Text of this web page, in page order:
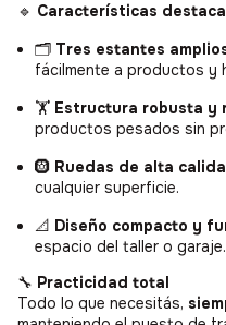
🔹 Características
🗂️ Tres estantes
fácilmente a productos y
🏋️ Estructura robusta y
productos pesados sin
🛞 Ruedas de alta
cualquier superficie.
📐 Diseño compacto y
espacio del taller o garaje.
🔧 Practicidad total
Todo lo que necesitás,